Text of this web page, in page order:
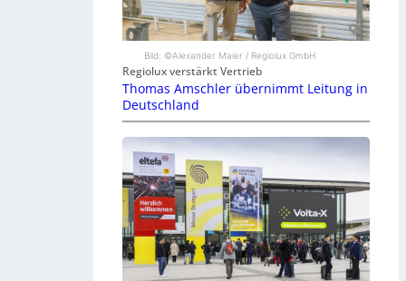
Bild: ©Alexander Maier / Regiolux GmbH
Regiolux verstärkt Vertrieb
Thomas Amschler übernimmt Leitung in
Deutschland